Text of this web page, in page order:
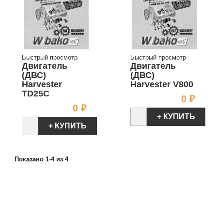
Быстрый просмотр
Двигатель
(ДВС)
Harvester
TD25C
0 ₽Цена
+ КУПИТЬ
Быстрый просмотр
Двигатель
(ДВС)
Harvester V800
0 ₽
+ КУПИТЬ
Показано 1-4 из 4